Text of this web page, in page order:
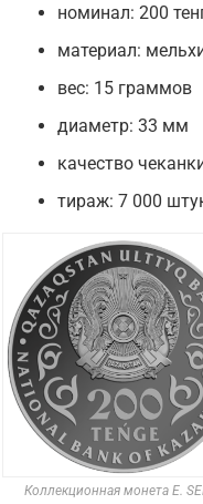
номинал: 200
материал:
вес: 15 граммов
диаметр: 33 мм
качество
тираж: 7 000
Коллекционная монета E.